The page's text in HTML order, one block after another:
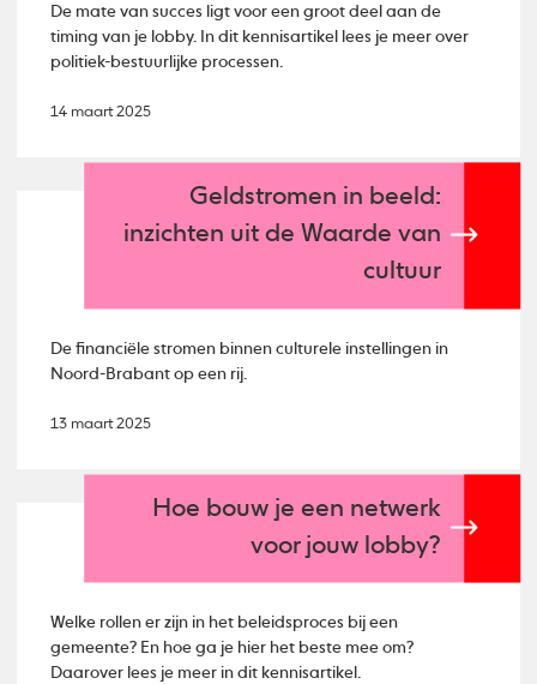
De mate van succes ligt voor een groot deel aan de
timing van je lobby. In dit kennisartikel lees je meer over
politiek-bestuurlijke processen.
14 maart 2025
Geldstromen in beeld:
inzichten uit de Waarde van
cultuur
De financiële stromen binnen culturele instellingen in
Noord-Brabant op een rij.
13 maart 2025
Hoe bouw je een netwerk
voor jouw lobby?
Welke rollen er zijn in het beleidsproces bij een
gemeente? En hoe ga je hier het beste mee om?
Daarover lees je meer in dit kennisartikel.